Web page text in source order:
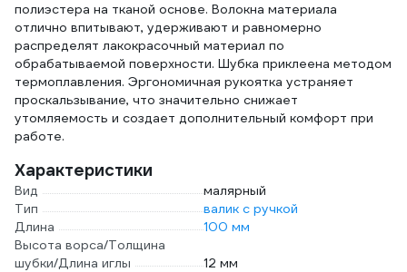
полиэстера на тканой основе. Волокна материала
отлично впитывают, удерживают и равномерно
распределят лакокрасочный материал по
обрабатываемой поверхности. Шубка приклеена методом
термоплавления. Эргономичная рукоятка устраняет
проскальзывание, что значительно снижает
утомляемость и создает дополнительный комфорт при
работе.
Характеристики
Вид
малярный
Тип
валик с ручкой
Длина
100 мм
Высота ворса/Толщина
шубки/Длина иглы
12 мм